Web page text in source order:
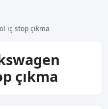
iç stop çıkma
çıkma